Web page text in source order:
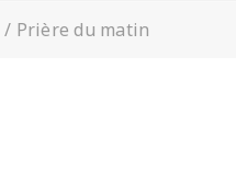
/ Prière du matin